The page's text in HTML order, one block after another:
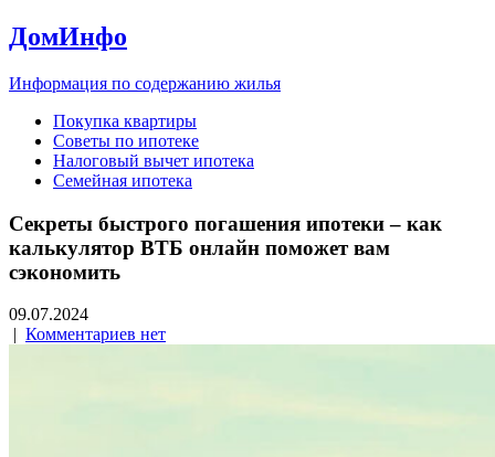
ДомИнфо
Информация по содержанию жилья
Покупка квартиры
Советы по ипотеке
Налоговый вычет ипотека
Семейная ипотека
Секреты быстрого погашения ипотеки – как
калькулятор ВТБ онлайн поможет вам
сэкономить
09.07.2024
| Комментариев нет